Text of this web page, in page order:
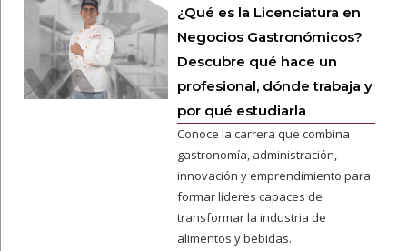
¿Qué es la Licenciatura en
Negocios Gastronómicos?
Descubre qué hace un
profesional, dónde trabaja y
por qué estudiarla
Conoce la carrera que combina
gastronomía, administración,
innovación y emprendimiento para
formar líderes capaces de
transformar la industria de
alimentos y bebidas.